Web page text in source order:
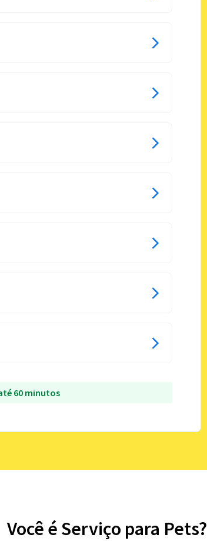
60 minutos
Você é Serviço para Pets?